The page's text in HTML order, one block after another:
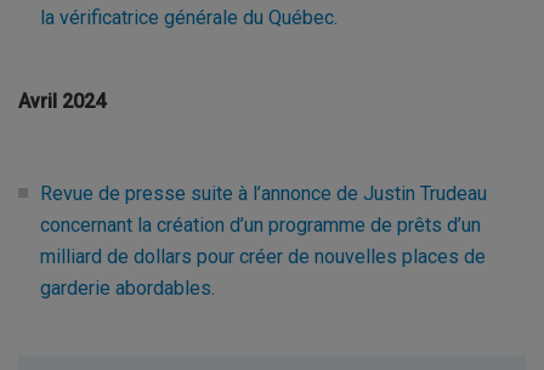
la vérificatrice générale du Québec.
Avril 2024
Revue de presse suite à l’annonce de Justin Trudeau
concernant la création d’un programme de prêts d’un
milliard de dollars pour créer de nouvelles places de
garderie abordables.